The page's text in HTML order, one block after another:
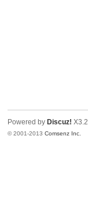
Powered by Discuz! X3.2
© 2001-2013Comsenz Inc.